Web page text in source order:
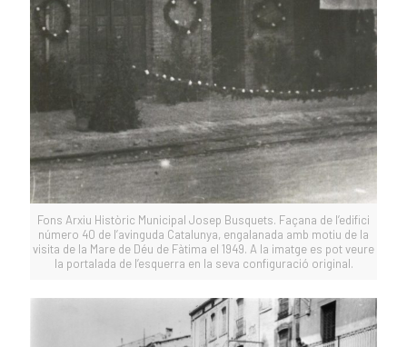
Fons Arxiu Històric Municipal Josep Busquets. Façana de l’edifici
número 40 de l’avinguda Catalunya, engalanada amb motiu de la
visita de la Mare de Déu de Fàtima el 1949. A la imatge es pot veure
la portalada de l’esquerra en la seva configuració original.